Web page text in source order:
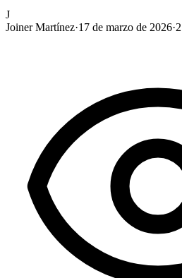
J
Joiner Martínez·17 de marzo de 2026·2